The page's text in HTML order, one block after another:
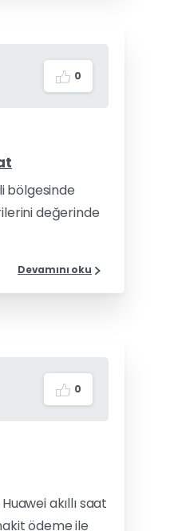
0
bölgesinde
değerinde
Devamını oku
0
akıllı saat
ödeme ile